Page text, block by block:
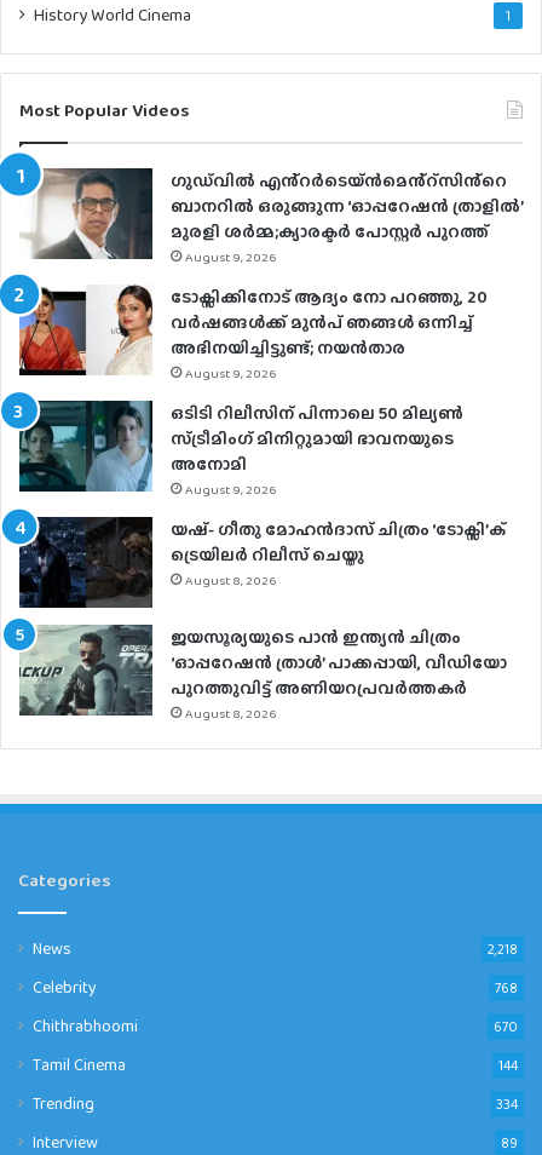
History World Cinema 1
Most Popular Videos
ഗുഡ്‌വിൽ എൻ്റർടെയ്ൻമെൻ്റ്സിൻ്റെ
ബാനറിൽ ഒരുങ്ങുന്ന ‘ഓപ്പറേഷൻ ത്രാളിൽ’
മുരളി ശർമ്മ;ക്യാരക്ടർ പോസ്റ്റർ പുറത്ത്
August 9, 2026
ടോക്സിക്കിനോട് ആദ്യം നോ പറഞ്ഞു, 20
വർഷങ്ങൾക്ക് മുൻപ് ഞങ്ങൾ ഒന്നിച്ച്
അഭിനയിച്ചിട്ടുണ്ട്; നയൻ‌താര
August 9, 2026
ഒടിടി റിലീസിന് പിന്നാലെ 50 മില്യൺ
സ്ട്രീമിം​ഗ് മിനിറ്റുമായി ഭാവനയുടെ
അനോമി
August 9, 2026
യഷ്- ​ഗീതു മോഹൻദാസ് ചിത്രം ‘ടോക്സി’ക്
ട്രെയിലർ റിലീസ് ചെയ്തു
August 8, 2026
ജയസൂര്യയുടെ പാൻ ഇന്ത്യൻ ചിത്രം
‘ഓപ്പറേഷൻ ത്രാൾ’ പാക്കപ്പായി, വീഡിയോ
പുറത്തുവിട്ട് അണിയറപ്രവർത്തകർ
August 8, 2026
Categories
News 2,218
Celebrity 768
Chithrabhoomi 670
Tamil Cinema 144
Trending 334
Interview 89